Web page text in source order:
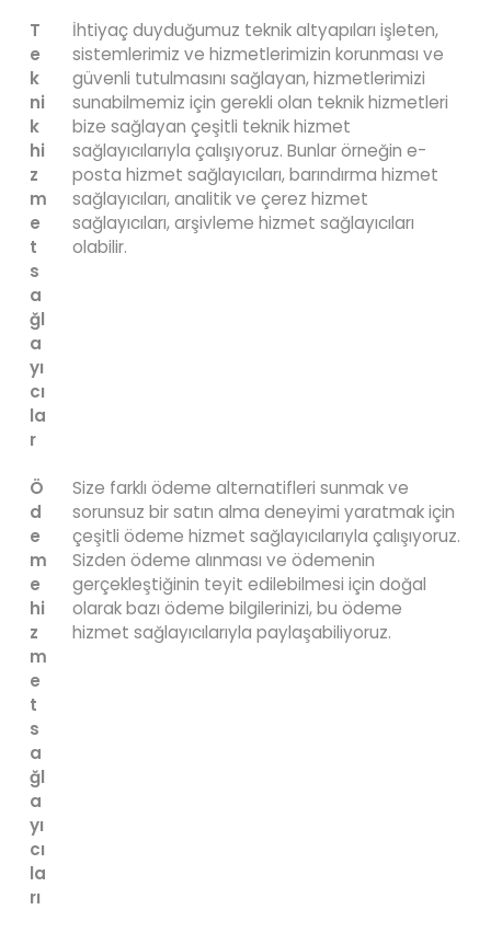
T
e
k
ni
k
hi
z
m
e
t
s
a
ğl
a
yı
cı
la
r
İhtiyaç duyduğumuz teknik altyapıları işleten,
sistemlerimiz ve hizmetlerimizin korunması ve
güvenli tutulmasını sağlayan, hizmetlerimizi
sunabilmemiz için gerekli olan teknik hizmetleri
bize sağlayan çeşitli teknik hizmet
sağlayıcılarıyla çalışıyoruz. Bunlar örneğin e-
posta hizmet sağlayıcıları, barındırma hizmet
sağlayıcıları, analitik ve çerez hizmet
sağlayıcıları, arşivleme hizmet sağlayıcıları
olabilir.
Ö
d
e
m
e
hi
z
m
e
t
s
a
ğl
a
yı
cı
la
rı
Size farklı ödeme alternatifleri sunmak ve
sorunsuz bir satın alma deneyimi yaratmak için
çeşitli ödeme hizmet sağlayıcılarıyla çalışıyoruz.
Sizden ödeme alınması ve ödemenin
gerçekleştiğinin teyit edilebilmesi için doğal
olarak bazı ödeme bilgilerinizi, bu ödeme
hizmet sağlayıcılarıyla paylaşabiliyoruz.